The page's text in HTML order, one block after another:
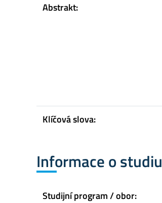
Abstrakt:
Klíčová slova:
Informace o studiu
Studijní program / obor: